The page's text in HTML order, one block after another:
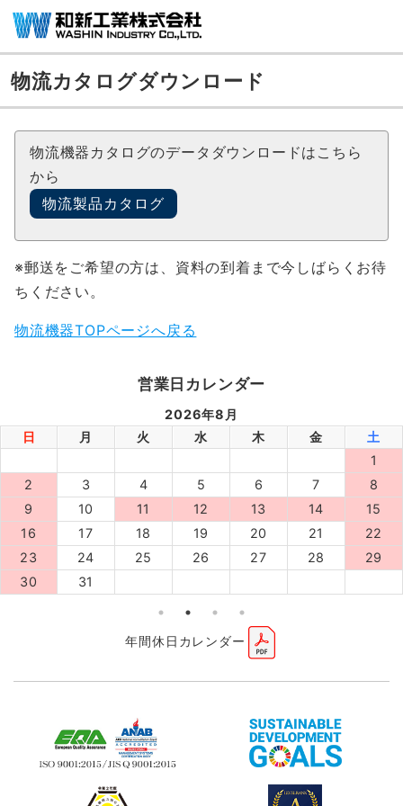
物流カタログダウンロード
物流機器カタログのデータダウンロードはこちら
から
物流製品カタログ
※郵送をご希望の方は、資料の到着まで今しばらくお待
ちください。
物流機器TOPページへ戻る
営業日カレンダー
2026年8月
日
月 火 水 木 金
土
1
2
3 4 5 6 7
8
9
10 11 12 13 14
15
16
17 18 19 20 21
22
23
24 25 26 27 28
29
30
31
年間休日カレンダー